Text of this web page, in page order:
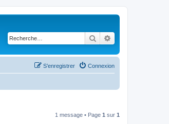
Rechercher
Connexion
S’enregistrer
1 message • Page 1 sur 1